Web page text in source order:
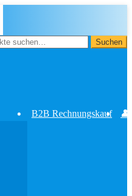
Suchen
B2B Rechnungskauf